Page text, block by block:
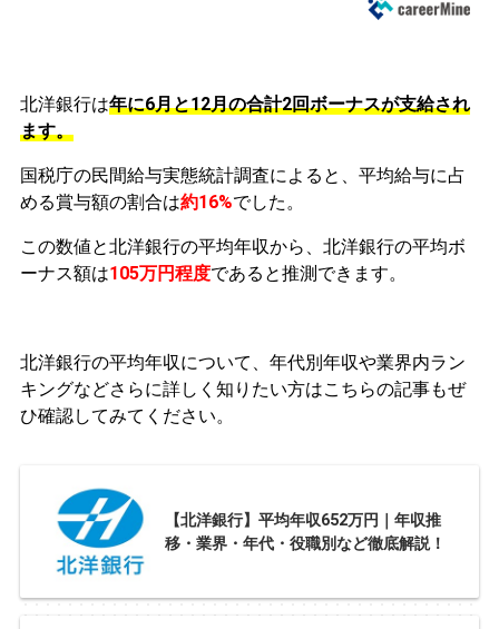
北洋銀行は年に6月と12月の合計2回ボーナスが支給され
ます。
国税庁の民間給与実態統計調査によると、平均給与に占
める賞与額の割合は約16%でした。
この数値と北洋銀行の平均年収から、北洋銀行の平均ボ
ーナス額は105万円程度であると推測できます。
北洋銀行の平均年収について、年代別年収や業界内ラン
キングなどさらに詳しく知りたい方はこちらの記事もぜ
ひ確認してみてください。
【北洋銀行】平均年収652万円｜年収推
移・業界・年代・役職別など徹底解説！